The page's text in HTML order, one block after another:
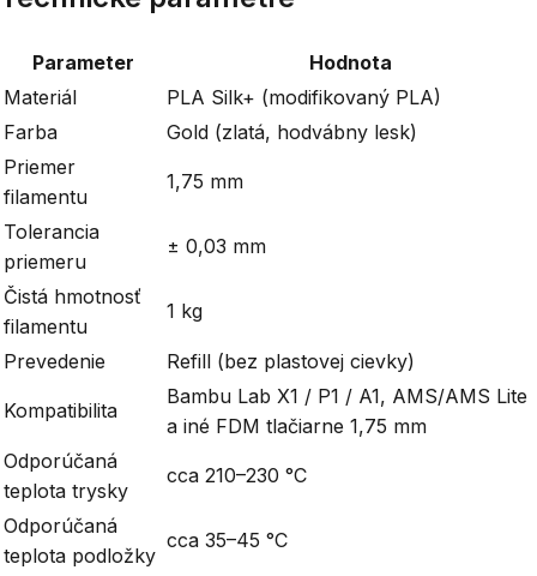
Parameter
Hodnota
Materiál
PLA Silk+ (modifikovaný PLA)
Farba
Gold (zlatá, hodvábny lesk)
Priemer
filamentu
1,75 mm
Tolerancia
priemeru
± 0,03 mm
Čistá hmotnosť
filamentu
1 kg
Prevedenie Refill (bez plastovej cievky)
Kompatibilita
Bambu Lab X1 / P1 / A1, AMS/AMS Lite
a iné FDM tlačiarne 1,75 mm
Odporúčaná
teplota trysky
cca 210–230 °C
Odporúčaná
teplota podložky
cca 35–45 °C